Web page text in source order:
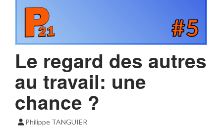
Le regard des autres
au travail: une
chance ?
Philippe TANGUIER